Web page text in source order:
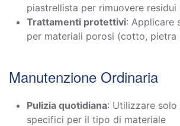
piastrellista per rimuovere residui
Trattamenti protettivi: Applicare
per materiali porosi (cotto, pietra
Manutenzione Ordinaria
Pulizia quotidiana: Utilizzare
specifici per il tipo di materiale